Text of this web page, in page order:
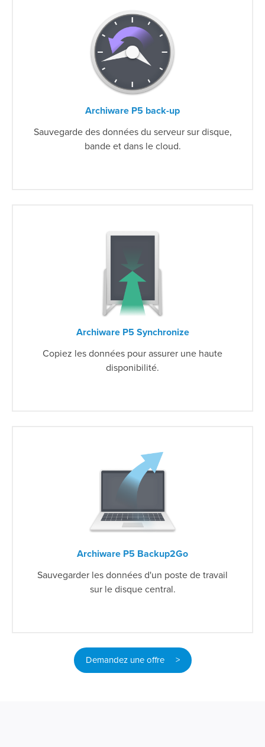
Archiware P5 back-up
Sauvegarde des données du serveur sur disque,
bande et dans le cloud.
Archiware P5 Synchronize
Copiez les données pour assurer une haute
disponibilité.
Archiware P5 Backup2Go
Sauvegarder les données d'un poste de travail
sur le disque central.
Demandez une offre >